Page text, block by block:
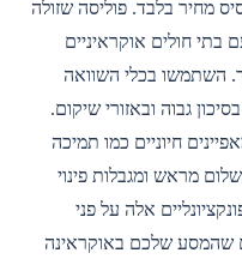
מחיר בלבד. פוליסה שזולה
בתי חולים אוקראיניים
השתמשו בכלי השוואה
גבוה ובאזורי שיקום.
חיוניים כמו תמיכה
תשלום מראש ומגבלות פינוי
אלה על פני
שהמסע שלכם באוקראינה